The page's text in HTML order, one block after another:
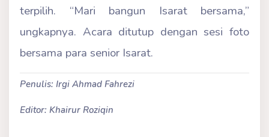
terpilih. “Mari bangun Isarat bersama,”
ungkapnya. Acara ditutup dengan sesi foto
bersama para senior Isarat.
Penulis: Irgi Ahmad Fahrezi
Editor: Khairur Roziqin